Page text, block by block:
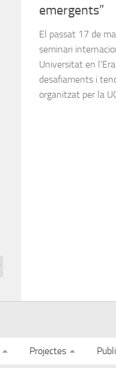
emergents”
El passat 17 de
seminari
Universitat en
desafiaments i
organitzat per la
Projectes